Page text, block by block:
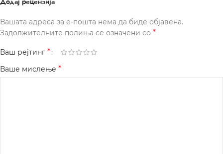
Вашата адреса за е-пошта нема да биде објавена.
Задолжителните полиња се означени со *
Ваш рејтинг *
Ваше мислење *